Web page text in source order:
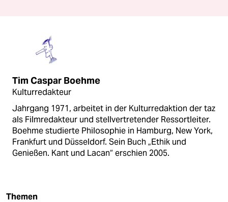
Tim Caspar Boehme
Kulturredakteur
Jahrgang 1971, arbeitet in der Kulturredaktion der taz
als Filmredakteur und stellvertretender Ressortleiter.
Boehme studierte Philosophie in Hamburg, New York,
Frankfurt und Düsseldorf. Sein Buch „Ethik und
Genießen. Kant und Lacan“ erschien 2005.
Themen